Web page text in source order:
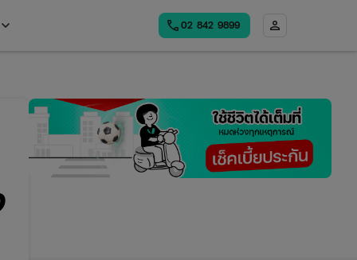
keyboard_arrow_down call02​ 842 9899 person